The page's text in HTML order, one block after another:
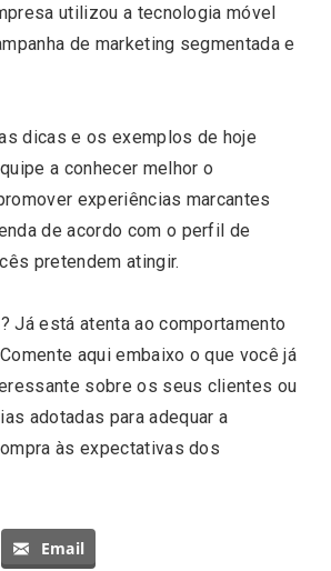
utilizou a tecnologia móvel
de marketing segmentada e
dicas e os exemplos de hoje
a conhecer melhor o
experiências marcantes
de acordo com o perfil de
pretendem atingir.
Já está atenta ao comportamento
aqui embaixo o que você já
sobre os seus clientes ou
adotadas para adequar a
às expectativas dos
Email